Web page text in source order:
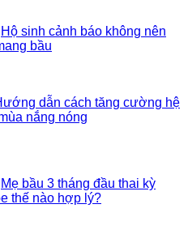
Hộ sinh cảnh báo không nên
bầu
dẫn cách tăng cường hệ
nắng nóng
Mẹ bầu 3 tháng đầu thai kỳ
thế nào hợp lý?